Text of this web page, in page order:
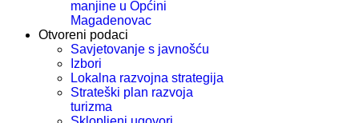
manjine u Općini
Magadenovac
Otvoreni podaci
Savjetovanje s javnošću
Izbori
Lokalna razvojna strategija
Strateški plan razvoja
turizma